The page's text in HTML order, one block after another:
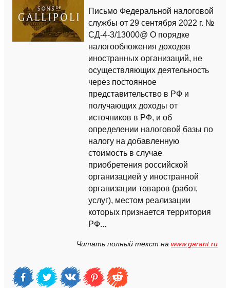
Письмо Федеральной налоговой
службы от 29 сентября 2022 г. №
СД-4-3/13000@ О порядке
налогообложения доходов
иностранных организаций, не
осуществляющих деятельность
через постоянное
представительство в РФ и
получающих доходы от
источников в РФ, и об
определении налоговой базы по
налогу на добавленную
стоимость в случае
приобретения российской
организацией у иностранной
организации товаров (работ,
услуг), местом реализации
которых признается территория
РФ...
Читать полный текст на www.garant.ru